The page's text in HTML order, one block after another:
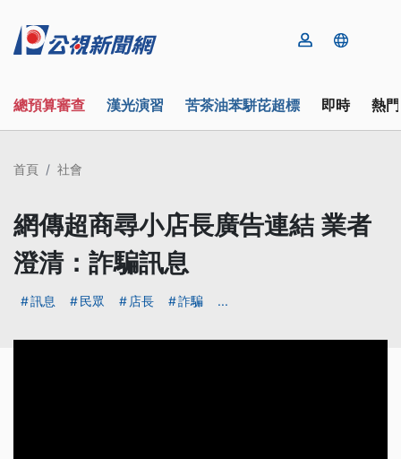
總預算審查 漢光演習 苦茶油苯駢芘超標 即時 熱
首頁 社會
網傳超商尋小店長廣告連結 業者
澄清：詐騙訊息
訊息 民眾 店長 詐騙 ...